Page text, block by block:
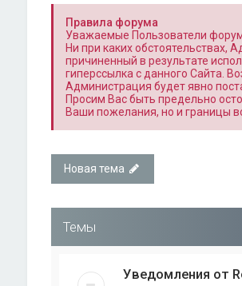
Правила форума
Уважаемые Пользователи
Ни при каких обстоятельствах,
причиненный в результате
гиперссылка с данного Сайта.
Администрация будет явно
Просим Вас быть предельно
Ваши пожелания, но и границы
Новая тема
Темы
Уведомления от